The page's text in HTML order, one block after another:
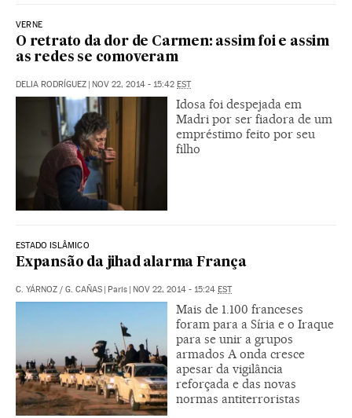
VERNE
O retrato da dor de Carmen: assim foi e assim
as redes se comoveram
DELIA RODRÍGUEZ | NOV 22, 2014 - 15:42 EST
Idosa foi despejada em
Madri por ser fiadora de um
empréstimo feito por seu
filho
ESTADO ISLÂMICO
Expansão da jihad alarma França
C. YÁRNOZ / G. CAÑAS | Paris | NOV 22, 2014 - 15:24 EST
Mais de 1.100 franceses
foram para a Síria e o Iraque
para se unir a grupos
armados A onda cresce
apesar da vigilância
reforçada e das novas
normas antiterroristas